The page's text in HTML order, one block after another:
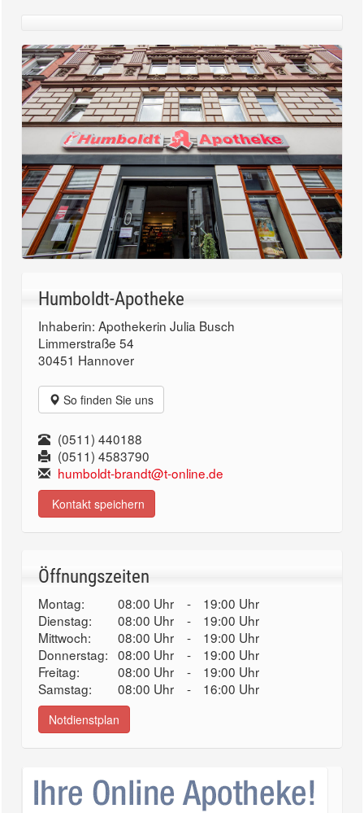
Humboldt-Apotheke
Inhaberin: Apothekerin Julia Busch
Limmerstraße 54
30451 Hannover
So finden Sie uns
(0511) 440188
(0511) 4583790
humboldt-brandt@t-online.de
Kontakt speichern
Öffnungszeiten
Montag: 08:00 Uhr -
19:00 Uhr
Dienstag:
08:00 Uhr -
19:00 Uhr
Mittwoch:
08:00 Uhr -
19:00 Uhr
Donnerstag: 08:00 Uhr -
19:00 Uhr
Freitag:
08:00 Uhr -
19:00 Uhr
Samstag:
08:00 Uhr - 16:00 Uhr
Notdienstplan